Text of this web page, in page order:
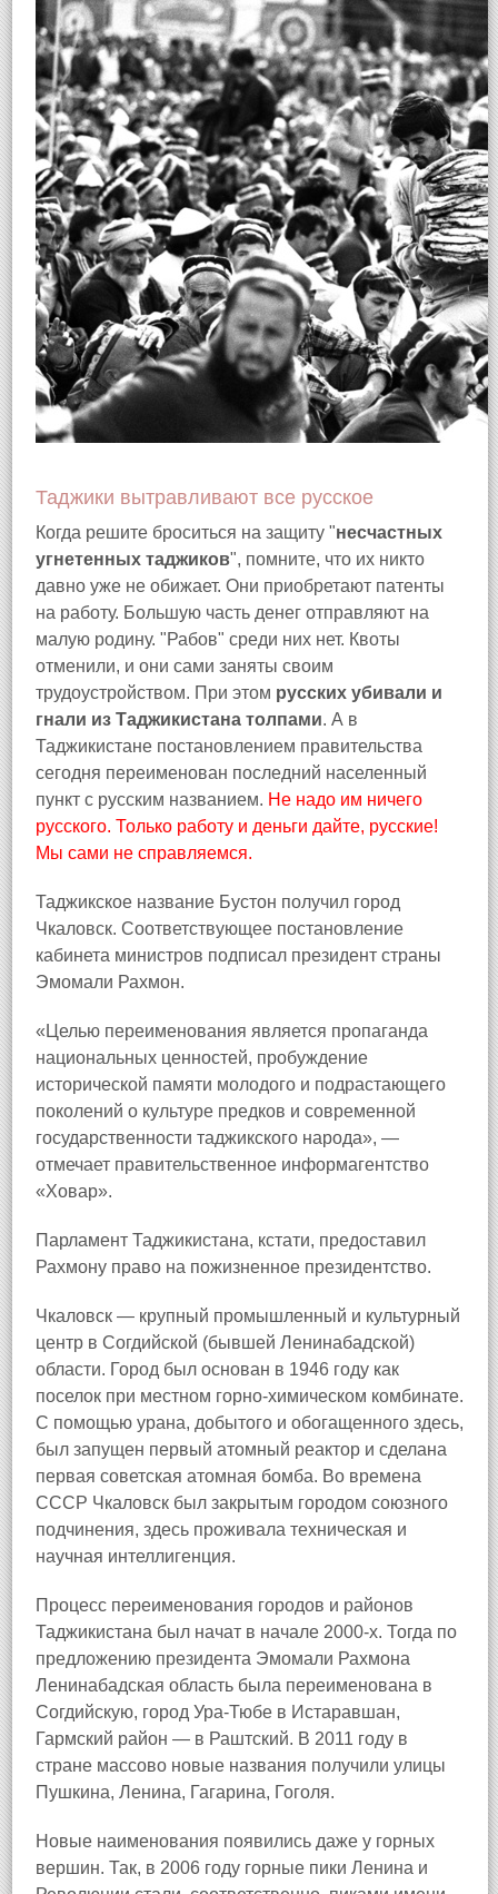
Таджики вытравливают все русское
Когда решите броситься на защиту "несчастных
угнетенных таджиков", помните, что их никто
давно уже не обижает. Они приобретают патенты
на работу. Большую часть денег отправляют на
малую родину. "Рабов" среди них нет. Квоты
отменили, и они сами заняты своим
трудоустройством. При этом русских убивали и
гнали из Таджикистана толпами. А в
Таджикистане постановлением правительства
сегодня переименован последний населенный
пункт с русским названием. Не надо им ничего
русского. Только работу и деньги дайте, русские!
Мы сами не справляемся.
Таджикское название Бустон получил город
Чкаловск. Соответствующее постановление
кабинета министров подписал президент страны
Эмомали Рахмон.
«Целью переименования является пропаганда
национальных ценностей, пробуждение
исторической памяти молодого и подрастающего
поколений о культуре предков и современной
государственности таджикского народа», —
отмечает правительственное информагентство
«Ховар».
Парламент Таджикистана, кстати, предоставил
Рахмону право на пожизненное президентство.
Чкаловск — крупный промышленный и культурный
центр в Согдийской (бывшей Ленинабадской)
области. Город был основан в 1946 году как
поселок при местном горно-химическом комбинате.
С помощью урана, добытого и обогащенного здесь,
был запущен первый атомный реактор и сделана
первая советская атомная бомба. Во времена
СССР Чкаловск был закрытым городом союзного
подчинения, здесь проживала техническая и
научная интеллигенция.
Процесс переименования городов и районов
Таджикистана был начат в начале 2000-х. Тогда по
предложению президента Эмомали Рахмона
Ленинабадская область была переименована в
Согдийскую, город Ура-Тюбе в Истаравшан,
Гармский район — в Раштский. В 2011 году в
стране массово новые названия получили улицы
Пушкина, Ленина, Гагарина, Гоголя.
Новые наименования появились даже у горных
вершин. Так, в 2006 году горные пики Ленина и